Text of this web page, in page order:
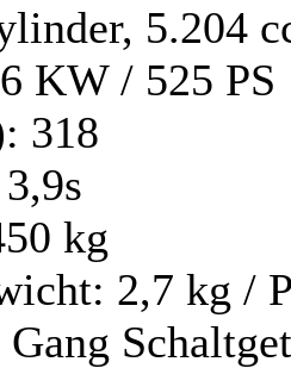
5.204
KW / 525 PS
318
kg
2,7 kg /